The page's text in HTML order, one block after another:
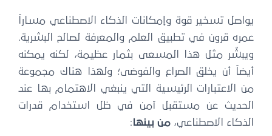
يواصل تسخير قوة وإمكانات الذكاء الاصطناعي مساراً
عمره قرون في تطبيق العلم والمعرفة لصالح البشرية.
ويبشّر مثل هذا المسعى بثمار عظيمة، لكنه يمكنه
أيضاً أن يخلق الصراع والفوضى؛ ولهذا هناك مجموعة
من الاعتبارات الرئيسية التي ينبغي الاهتمام بها عند
الحديث عن مستقبل آمن في ظل استخدام قدرات
الذكاء الاصطناعي، من بينها :